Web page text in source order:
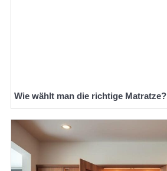
Wie wählt man die richtige Matratze?